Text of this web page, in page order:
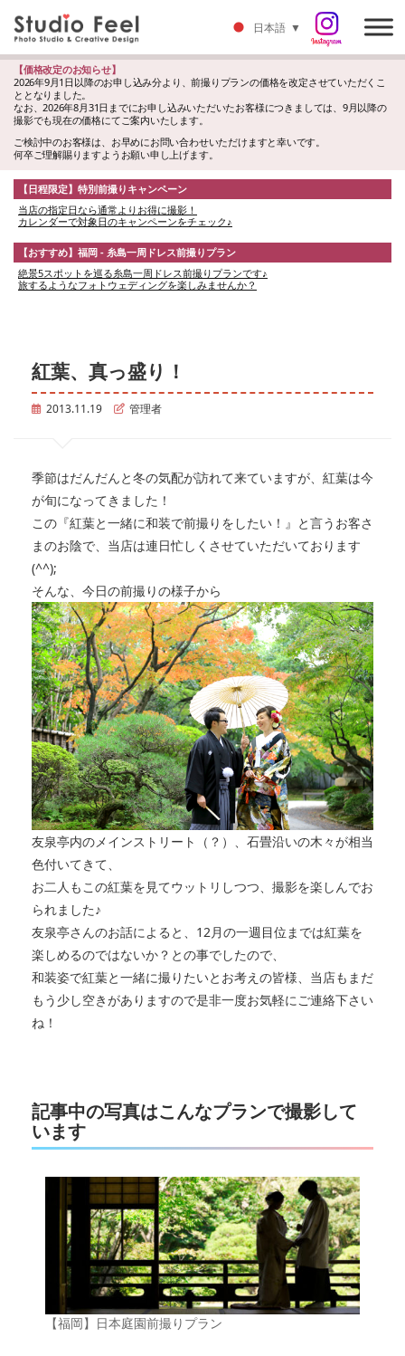
【価格改定のお知らせ】
2026年9月1日以降のお申し込み分より、前撮りプランの価格を改定させていただくこ
ととなりました。
なお、2026年8月31日までにお申し込みいただいたお客様につきましては、9月以降の
撮影でも現在の価格にてご案内いたします。
ご検討中のお客様は、お早めにお問い合わせいただけますと幸いです。
何卒ご理解賜りますようお願い申し上げます。
【日程限定】特別前撮りキャンペーン
当店の指定日なら通常よりお得に撮影！
カレンダーで対象日のキャンペーンをチェック♪
【おすすめ】福岡 - 糸島一周ドレス前撮りプラン
絶景5スポットを巡る糸島一周ドレス前撮りプランです♪
旅するようなフォトウェディングを楽しみませんか？
紅葉、真っ盛り！
2013.11.19 管理者
季節はだんだんと冬の気配が訪れて来ていますが、紅葉は今
が旬になってきました！
この『紅葉と一緒に和装で前撮りをしたい！』と言うお客さ
まのお陰で、当店は連日忙しくさせていただいております
(^^);
そんな、今日の前撮りの様子から
友泉亭内のメインストリート（？）、石畳沿いの木々が相当
色付いてきて、
お二人もこの紅葉を見てウットリしつつ、撮影を楽しんでお
られました♪
友泉亭さんのお話によると、12月の一週目位までは紅葉を
楽しめるのではないか？との事でしたので、
和装姿で紅葉と一緒に撮りたいとお考えの皆様、当店もまだ
もう少し空きがありますので是非一度お気軽にご連絡下さい
ね！
記事中の写真はこんなプランで撮影して
います
【福岡】日本庭園前撮りプラン
日本語 ▼